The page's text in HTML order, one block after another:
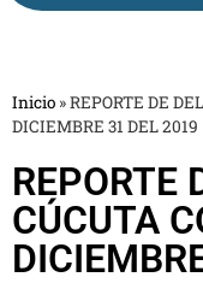
Inicio »REPORTE DE
DICIEMBRE 31 DEL 2019
REPORTE
CÚCUTA